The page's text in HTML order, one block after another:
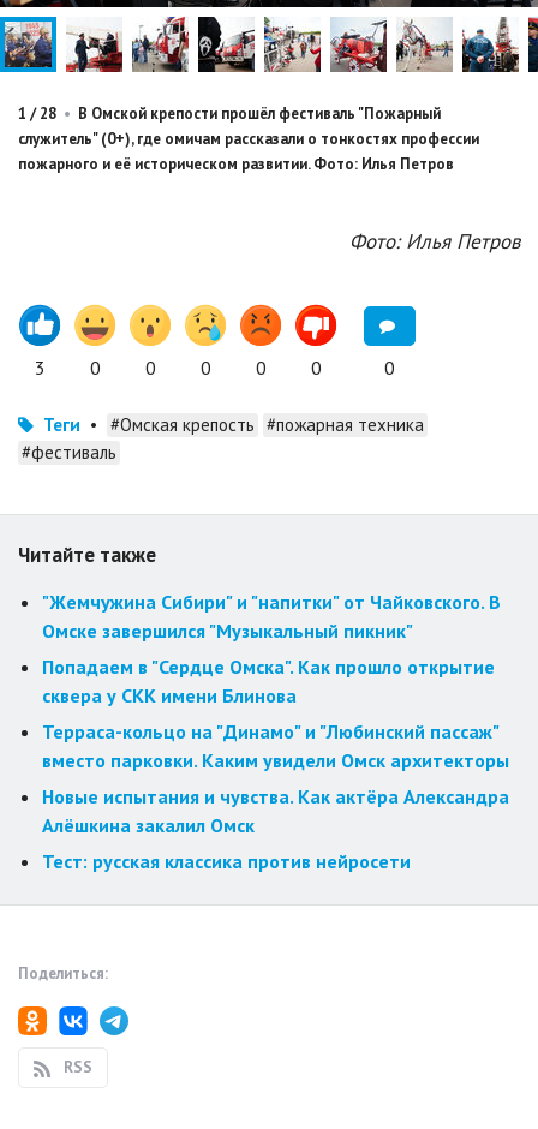
1 /28 • В Омской крепости прошёл фестиваль "Пожарный
служитель" (0+), где омичам рассказали о тонкостях профессии
пожарного и её историческом развитии. Фото: Илья Петров
Фото: Илья Петров
3 0 0 0 0 0 0
Теги • #Омская крепость #пожарная техника
#фестиваль
Читайте также
"Жемчужина Сибири" и "напитки" от Чайковского. В
Омске завершился "Музыкальный пикник"
Попадаем в "Сердце Омска". Как прошло открытие
сквера у СКК имени Блинова
Терраса-кольцо на "Динамо" и "Любинский пассаж"
вместо парковки. Каким увидели Омск архитекторы
Новые испытания и чувства. Как актёра Александра
Алёшкина закалил Омск
Тест: русская классика против нейросети
Поделиться:
RSS